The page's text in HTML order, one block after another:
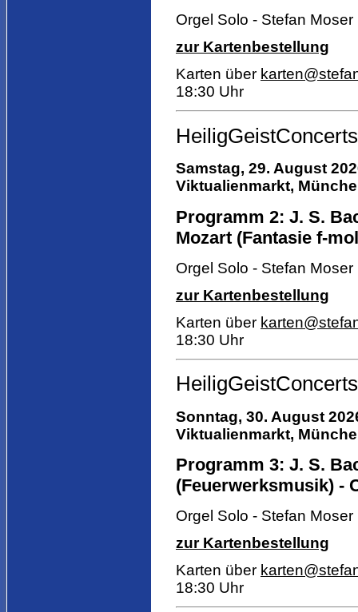
Orgel Solo - Stefan Moser
zur Kartenbestellung
Karten über
18:30 Uhr
HeiligGeistConcerts
Samstag, 29. August
Viktualienmarkt,
Programm 2: J. S.
Mozart (Fantasie f-
Orgel Solo - Stefan Moser
zur Kartenbestellung
Karten über
18:30 Uhr
HeiligGeistConcerts
Sonntag, 30. August
Viktualienmarkt,
Programm 3: J. S.
(Feuerwerksmusik) -
Orgel Solo - Stefan Moser
zur Kartenbestellung
Karten über
18:30 Uhr